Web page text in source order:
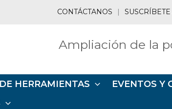
CONTÁCTANOS |
Ampliación de la
HERRAMIENTAS
EVENTOS Y